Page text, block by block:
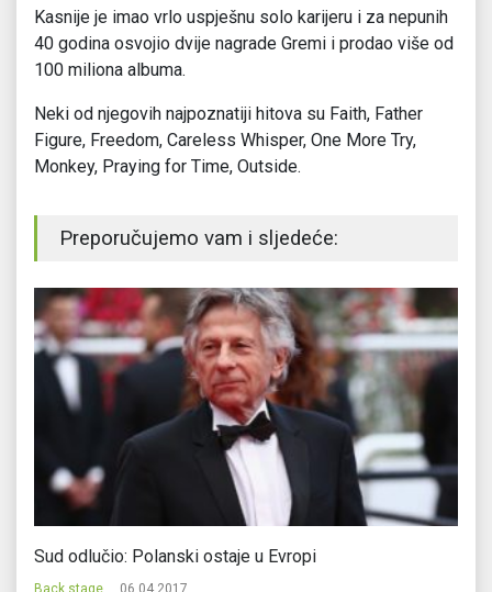
Kasnije je imao vrlo uspješnu solo karijeru i za nepunih
40 godina osvojio dvije nagrade Gremi i prodao više od
100 miliona albuma.
Neki od njegovih najpoznatiji hitova su Faith, Father
Figure, Freedom, Careless Whisper, One More Try,
Monkey, Praying for Time, Outside.
Preporučujemo vam i sljedeće:
Vjeridba na Mundijalu: Najbolji fudbaler se ženi?
Back stage 21.06.2018.